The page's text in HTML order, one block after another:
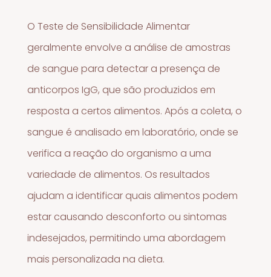
O Teste de Sensibilidade Alimentar
geralmente envolve a análise de amostras
de sangue para detectar a presença de
anticorpos IgG, que são produzidos em
resposta a certos alimentos. Após a coleta, o
sangue é analisado em laboratório, onde se
verifica a reação do organismo a uma
variedade de alimentos. Os resultados
ajudam a identificar quais alimentos podem
estar causando desconforto ou sintomas
indesejados, permitindo uma abordagem
mais personalizada na dieta.